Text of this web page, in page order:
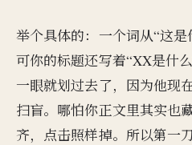
举个具体的：一个词从“这是
可你的标题还写着“XX是什
一眼就划过去了，因为他现
扫盲。哪怕你正文里其实也
齐，点击照样掉。所以第一